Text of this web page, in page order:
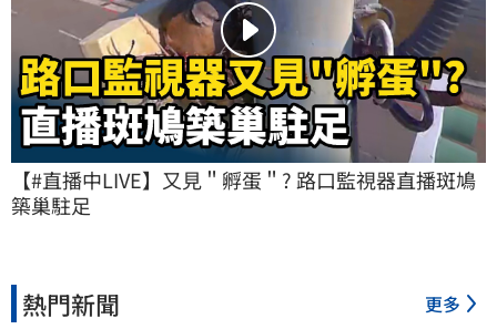
【#直播中LIVE】又見＂孵蛋＂? 路口監視器直播斑鳩
築巢駐足
熱門新聞 更多